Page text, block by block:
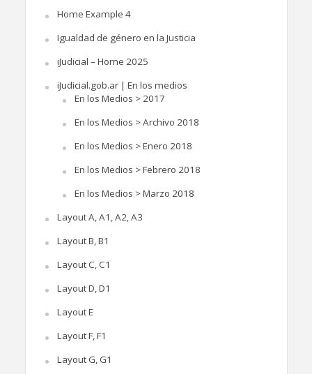
Home Example 4
Igualdad de género en la Justicia
iJudicial – Home 2025
iJudicial.gob.ar | En los medios
En los Medios > 2017
En los Medios > Archivo 2018
En los Medios > Enero 2018
En los Medios > Febrero 2018
En los Medios > Marzo 2018
Layout A, A1, A2, A3
Layout B, B1
Layout C, C1
Layout D, D1
Layout E
Layout F, F1
Layout G, G1